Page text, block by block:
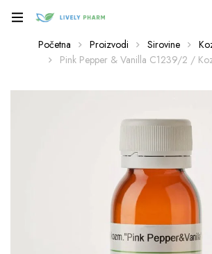
Početna Proizvodi Sirovine
Pink Pepper & Vanilla C1239/2 /